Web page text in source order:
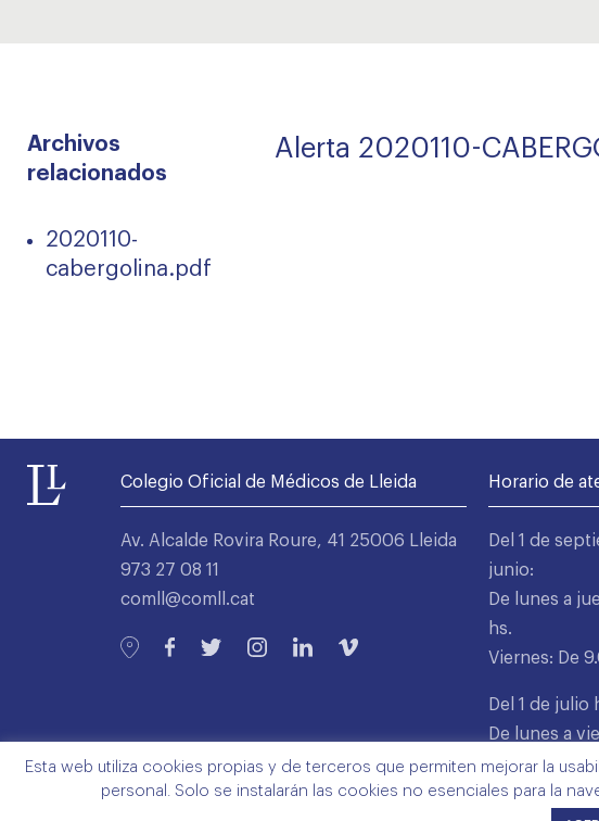
Archivos
relacionados
2020110-
cabergolina.pdf
Alerta 2020110-
Colegio Oficial de Médicos de Lleida
Av. Alcalde Rovira Roure, 41 25006 Lleida
973 27 08 11
comll@comll.cat
Horario de
Del 1 de
junio:
De lunes a
hs.
Viernes: De
Del 1 de julio
De lunes a
15.00 hs.
Esta web utiliza cookies propias y de terceros que permiten mejorar la
personal. Solo se instalarán las cookies no esenciales para la